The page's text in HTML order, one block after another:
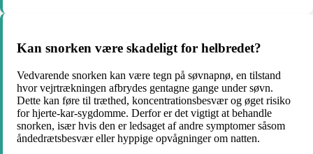
Kan snorken være skadeligt for helbredet?
Vedvarende snorken kan være tegn på søvnapnø, en tilstand
hvor vejrtrækningen afbrydes gentagne gange under søvn.
Dette kan føre til træthed, koncentrationsbesvær og øget risiko
for hjerte-kar-sygdomme. Derfor er det vigtigt at behandle
snorken, især hvis den er ledsaget af andre symptomer såsom
åndedrætsbesvær eller hyppige opvågninger om natten.